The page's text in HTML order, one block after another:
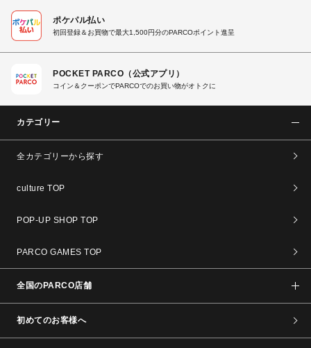
ポケパル払い
初回登録＆お買物で最大1,500円分のPARCOポイント進呈
POCKET PARCO（公式アプリ）
コイン＆クーポンでPARCOでのお買い物がオトクに
カテゴリー
全カテゴリーから探す
culture TOP
POP-UP SHOP TOP
PARCO GAMES TOP
全国のPARCO店舗
初めてのお客様へ